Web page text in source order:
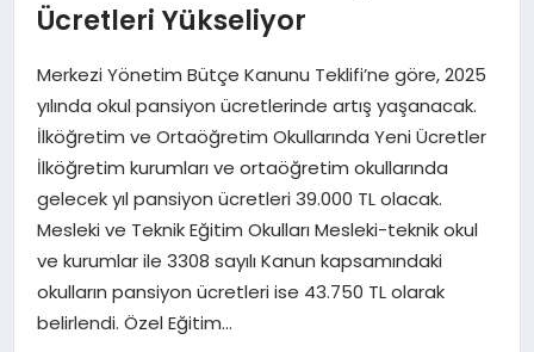
SIYASET
EĞITIM
MAGAZIN
Ücretleri Yükseliyor
Merkezi Yönetim Bütçe Kanunu Teklifi’ne göre, 2025
yılında okul pansiyon ücretlerinde artış yaşanacak.
İlköğretim ve Ortaöğretim Okullarında Yeni Ücretler
İlköğretim kurumları ve ortaöğretim okullarında
gelecek yıl pansiyon ücretleri 39.000 TL olacak.
Mesleki ve Teknik Eğitim Okulları Mesleki-teknik okul
ve kurumlar ile 3308 sayılı Kanun kapsamındaki
okulların pansiyon ücretleri ise 43.750 TL olarak
belirlendi. Özel Eğitim…